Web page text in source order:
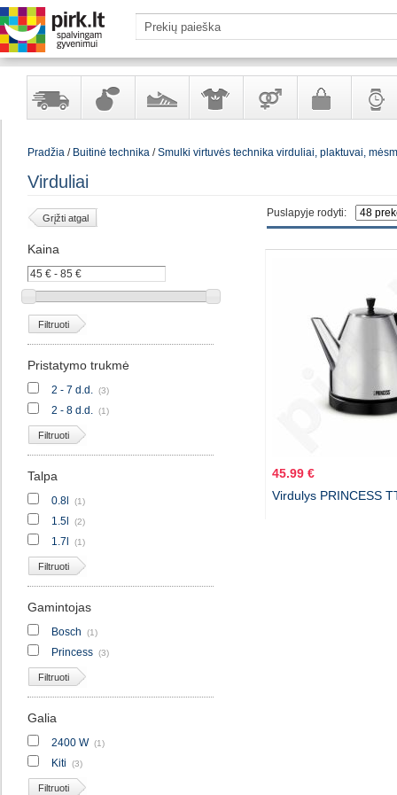
Yra
Kvepalai
kosmetika
Avalynė AprangaPrekės
Galanterija
Pradžia/ Buitinė technika/Smulki virtuvės technika virduliai, plaktuvai,
Virduliai
Puslapyje rodyti:
Grįžti atgal
Kaina
Filtruoti
Pristatymo trukmė
2 - 7 d.d. (3)
2 - 8 d.d. (1)
Filtruoti
Talpa
0.8l (1)
1.5l (2)
1.7l (1)
Filtruoti
Gamintojas
Bosch (1)
Princess (3)
Filtruoti
Galia
2400 W (1)
Kiti (3)
Filtruoti
45.99 €
Virdulys PRINCESS